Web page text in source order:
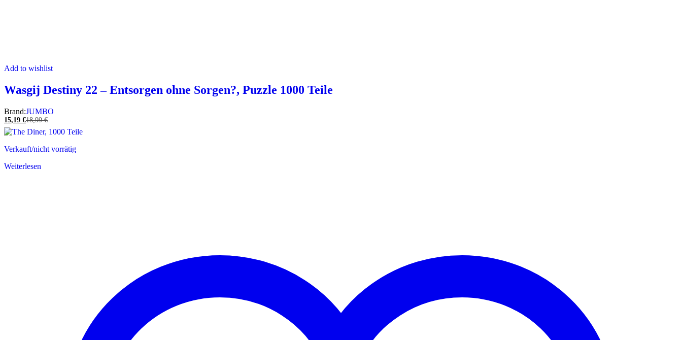
Add to wishlist
Wasgij Destiny 22 – Entsorgen ohne Sorgen?, Puzzle 1000 Teile
Brand:JUMBO
15,19 €18,99€
Verkauft/nicht vorrätig
Weiterlesen